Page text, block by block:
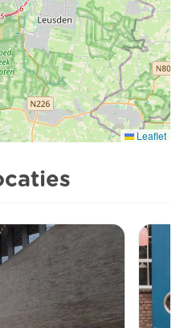
Leaflet